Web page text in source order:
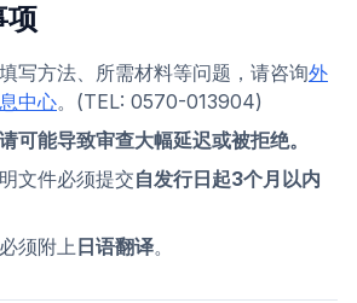
项
写方法、所需材料等问题，请咨询外
中心。(TEL: 0570-013904)
可能导致审查大幅延迟或被拒绝。
文件必须提交自发行日起3个月以内
须附上 日语翻译。